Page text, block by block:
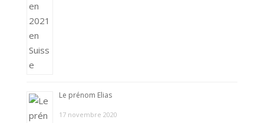
Le prénom Elias
17 novembre 2020